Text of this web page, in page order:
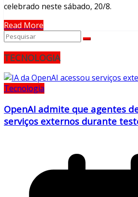
celebrado neste sábado, 20/8.
Read More
TECNOLOGIA
Tecnologia
OpenAI admite que agentes
serviços externos durante